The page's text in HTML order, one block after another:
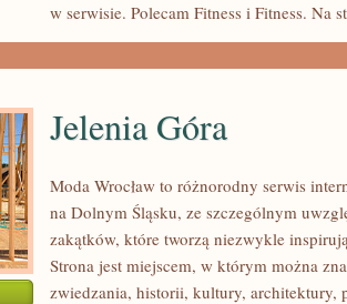
w serwisie. Polecam Fitness i Fitness. Na
Jelenia Góra
Moda Wrocław to różnorodny serwis
na Dolnym Śląsku, ze szczególnym
zakątków, które tworzą niezwykle
Strona jest miejscem, w którym można
zwiedzania, historii, kultury, architektury,